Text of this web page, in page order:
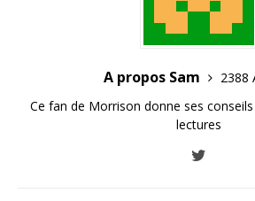
A propos Sam
2388
Ce fan de Morrison donne ses
lectures